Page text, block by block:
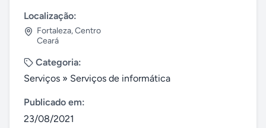
Localização:
Fortaleza,Centro
Ceará
Categoria:
Serviços » Serviços de informática
Publicado em:
23/08/2021